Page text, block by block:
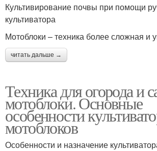
Культивирование почвы при помощи
культиватора
Мотоблоки – техника более сложная и
читать дальше →
Техника для огорода и
мотоблоки. Основные
особенности
мотоблоков
Особенности и назначение